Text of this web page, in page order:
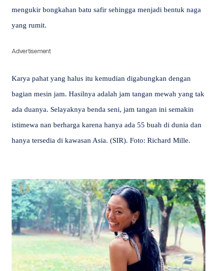
mengukir bongkahan batu safir sehingga menjadi bentuk naga
yang rumit.
Advertisement
Karya pahat yang halus itu kemudian digabungkan dengan
bagian mesin jam. Hasilnya adalah jam tangan mewah yang tak
ada duanya. Selayaknya benda seni, jam tangan ini semakin
istimewa nan berharga karena hanya ada 55 buah di dunia dan
hanya tersedia di kawasan Asia. (SIR). Foto: Richard Mille.